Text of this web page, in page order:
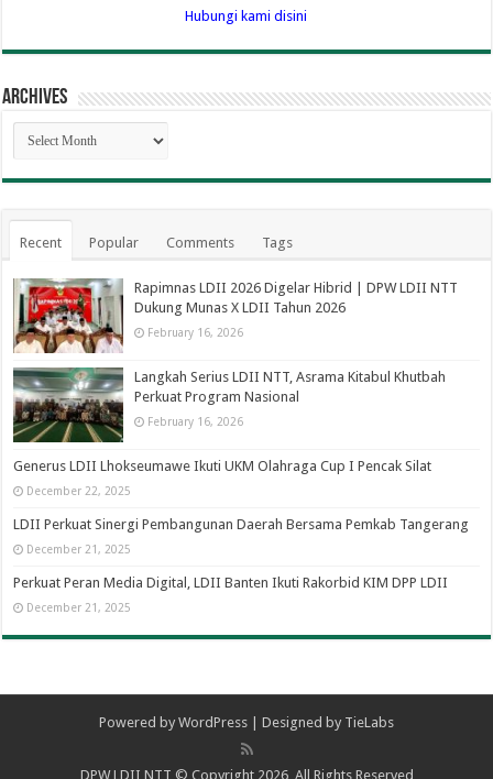
Hubungi kami disini
Archives
Archives
Recent Popular Comments Tags
Rapimnas LDII 2026 Digelar Hibrid | DPW LDII NTT
Dukung Munas X LDII Tahun 2026
February 16, 2026
Langkah Serius LDII NTT, Asrama Kitabul Khutbah
Perkuat Program Nasional
February 16, 2026
Generus LDII Lhokseumawe Ikuti UKM Olahraga Cup I Pencak Silat
December 22, 2025
LDII Perkuat Sinergi Pembangunan Daerah Bersama Pemkab Tangerang
December 21, 2025
Perkuat Peran Media Digital, LDII Banten Ikuti Rakorbid KIM DPP LDII
December 21, 2025
Powered by WordPress | Designed by TieLabs
DPW LDII NTT © Copyright 2026, All Rights Reserved